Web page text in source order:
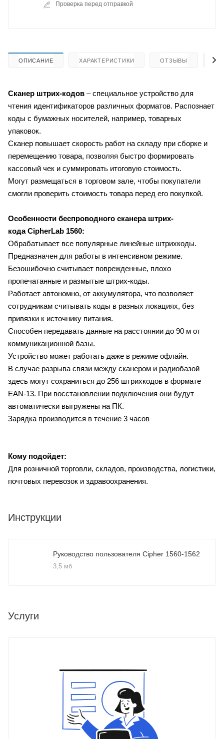
Проверка перед отправкой
ОПИСАНИЕ ХАРАКТЕРИСТИКИ ОТЗЫВЫ
Сканер штрих-кодов – специальное устройство для
чтения идентификаторов различных форматов. Распознает
коды с бумажных носителей, например, товарных
упаковок.
Сканер повышает скорость работ на складу при сборке и
перемещению товара, позволяя быстро формировать
кассовый чек и суммировать итоговую стоимость.
Могут размещаться в торговом зале, чтобы покупатели
смогли проверить стоимость товара перед его покупкой.
Особенности беспроводного сканера штрих-
кода CipherLab 1560:
Обрабатывает все популярные линейные штрихкоды.
Предназначен для работы в интенсивном режиме.
Безошибочно считывает поврежденные, плохо
пропечатанные и размытые штрих-коды.
Работает автономно, от аккумулятора, что позволяет
сотрудникам считывать коды в разных локациях, без
привязки к источнику питания.
Способен передавать данные на расстоянии до 90 м от
коммуникационной базы.
Устройство может работать даже в режиме офлайн.
В случае разрыва связи между сканером и радиобазой
здесь могут сохраниться до 256 штрихкодов в формате
EAN-13. При восстановлении подключения они будут
автоматически выгружены на ПК.
Зарядка производится в течение 3 часов
Кому подойдет:
Для розничной торговли, складов, производства, логистики,
почтовых перевозок и здравоохранения.
Инструкции
Руководство пользователя Cipher 1560-1562
3,5 мб
Услуги